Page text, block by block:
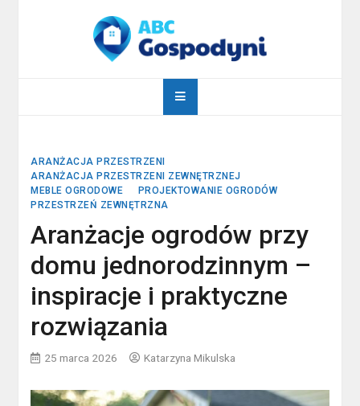
abcgospodyni.pl
ARANŻACJA PRZESTRZENI
ARANŻACJA PRZESTRZENI ZEWNĘTRZNEJ
MEBLE OGRODOWE
PROJEKTOWANIE OGRODÓW
PRZESTRZEŃ ZEWNĘTRZNA
Aranżacje ogrodów przy
domu jednorodzinnym –
inspiracje i praktyczne
rozwiązania
25 marca 2026 Katarzyna Mikulska